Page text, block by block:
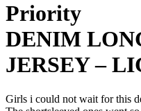
Priority
DENIM
JERSEY –
Girls i could not wait for this